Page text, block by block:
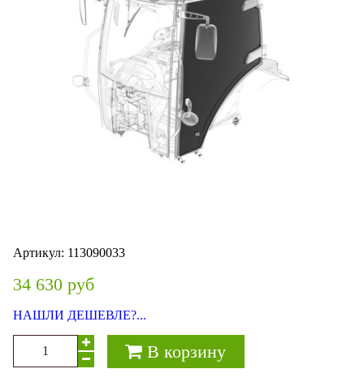
Артикул: 113090033
34 630 руб
НАШЛИ ДЕШЕВЛЕ?...
В корзину